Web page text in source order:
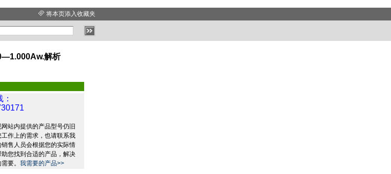
将本页添入收藏夹
解析
站内提供的产品型号仍旧
作上的需求，也请联系我
售人员会根据您的实际情
您找到合适的产品，解决
要。 我需要的产品>>